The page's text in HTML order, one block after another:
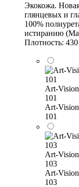
Экокожа.
глянцевых и
100%
истиранию
Плотность:
Art-Vision
101
Art-Vision
101
Art-Vision
103
Art-Vision
103